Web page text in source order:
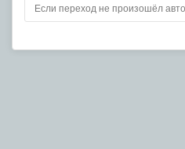
Если переход не произошёл